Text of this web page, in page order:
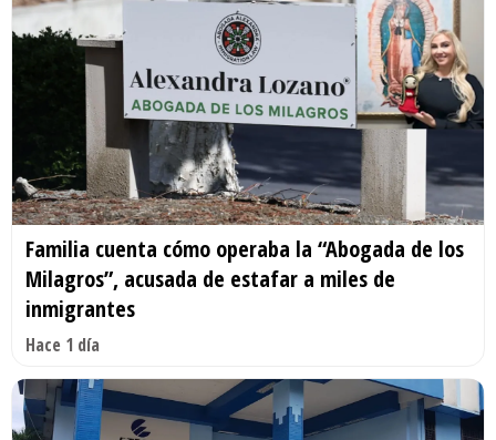
Familia cuenta cómo operaba la “Abogada de los
Milagros”, acusada de estafar a miles de
inmigrantes
Hace 1 día